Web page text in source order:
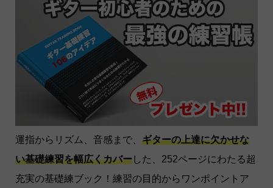
運指からリズム、音感まで、 ギターの上達に欠かせな
い基礎練習を幅広くカバーした、252ページにわたる超
充実の基礎練ブック！練習の目的からワンポイントア